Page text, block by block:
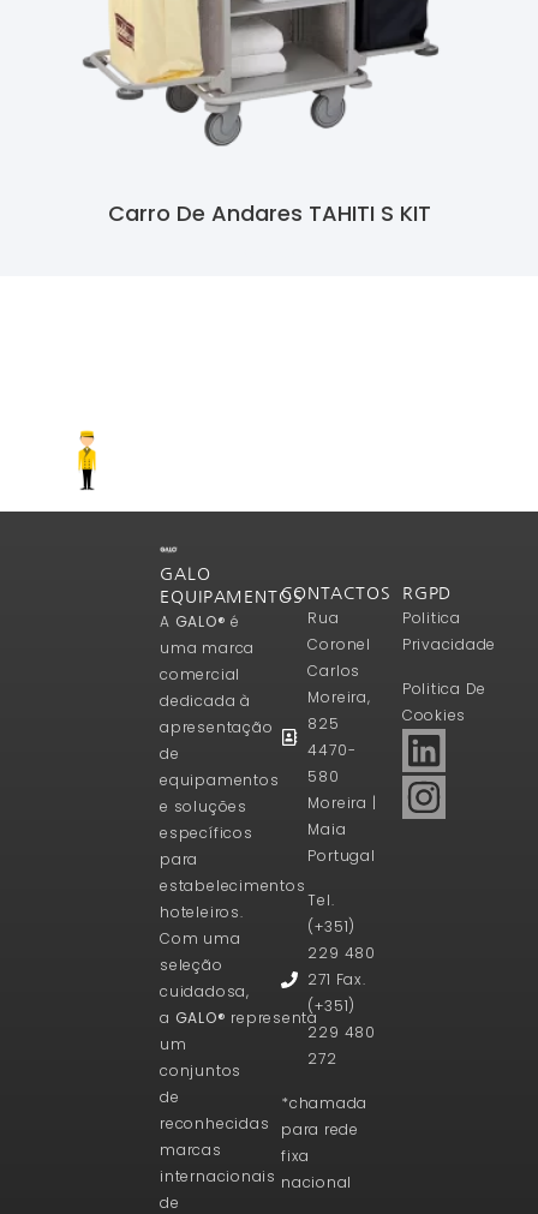
Carro De Andares TAHITI S KIT
GALO
EQUIPAMENTOS
A GALO® é
uma marca
comercial
dedicada à
apresentação
de
equipamentos
e soluções
específicos
para
estabelecimentos
hoteleiros.
Com uma
seleção
cuidadosa,
a GALO® representa
um
conjuntos
de
reconhecidas
marcas
internacionais
de
CONTACTOS
Rua
Coronel
Carlos
Moreira,
825
4470-
580
Moreira |
Maia
Portugal
Tel.
(+351)
229 480
271 Fax.
(+351)
229 480
272
*chamada
para rede
fixa
nacional
RGPD
Politica
Privacidade
Politica De
Cookies